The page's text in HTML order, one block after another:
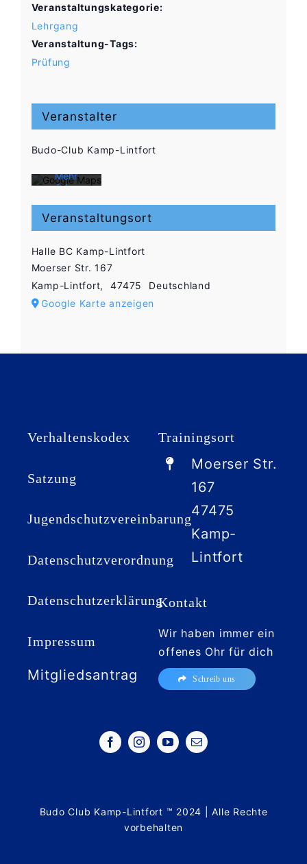
Veranstaltungskategorie:
Lehrgang
Veranstaltung-Tags:
Prüfung
Veranstalter
Budo-Club Kamp-Lintfort
Veranstaltungsort
Halle BC Kamp-Lintfort
Moerser Str. 167
Kamp-Lintfort, 47475
Deutschland
Google Karte anzeigen
Karte
akzeptieren
Sie die
von
Mehr
erfahren
Karte
laden
Google
Maps immer
Verhaltenskodex
Satzung
Jugendschutzvereinbarung
Datenschutzverordnung
Datenschutzerklärung
Impressum
Mitgliedsantrag
Trainingsort
Moerser Str.
167
47475
Kamp-
Lintfort
Kontakt
Wir haben immer ein
offenes Ohr für dich
Schreib uns
Budo Club Kamp-Lintfort ™ 2024 | Alle Rechte
vorbehalten